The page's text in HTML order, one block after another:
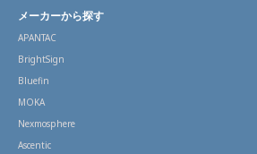
メーカーから探す
APANTAC
BrightSign
Bluefin
MOKA
Nexmosphere
Ascentic